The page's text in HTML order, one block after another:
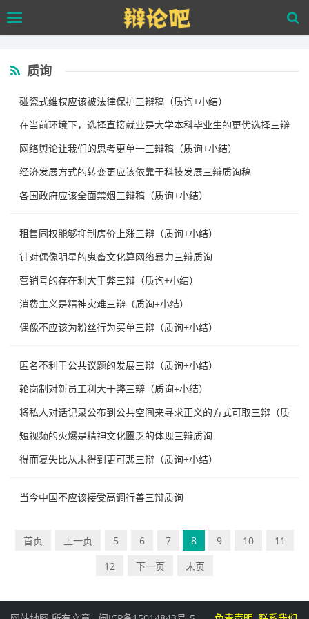
to
main
Toggle
质询
碰瓷式维权应该被法律保护三辩稿（质询+小结）
在当前环境下，选择直接就业是大学本科毕业生的更优选择三辩
稿（
网络舆论让我们的思考更单一三辩稿（质询+小结）
经济发展方式的转变更应该依靠于科技发展三辩质询稿
各国政府应该全面禁烟三辩稿（质询+小结）
租售同权能够抑制房价上涨三辩（质询+小结）
针对偶像明星的鬼畜文化算网络暴力三辩质询
营销号的存在利大于弊三辩（质询+小结）
消费主义是精神灾难三辩（质询+小结）
偶像不应该为粉丝行为买单三辩（质询+小结）
匿名不利于公共议题的发展三辩（质询+小结）
轮岗制对新员工利大于弊三辩（质询+小结）
将私人对话记录公布到公共空间来寻求正义的方式可取三辩（质
询+
短视频的火爆是精神文化匮乏的体现三辩质询
得而复失比从未得到更可悲三辩（质询+小结）
当今中国不应该接受高调行善三辩质询
首页 上一页 5 6 7 8 9 10
11
12
下一页 末页